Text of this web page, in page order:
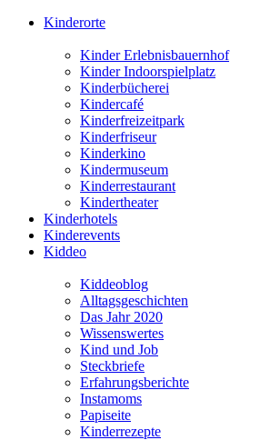
Kinderorte
Kinder Erlebnisbauernhof
Kinder Indoorspielplatz
Kinderbücherei
Kindercafé
Kinderfreizeitpark
Kinderfriseur
Kinderkino
Kindermuseum
Kinderrestaurant
Kindertheater
Kinderhotels
Kinderevents
Kiddeo
Kiddeoblog
Alltagsgeschichten
Das Jahr 2020
Wissenswertes
Kind und Job
Steckbriefe
Erfahrungsberichte
Instamoms
Papiseite
Kinderrezepte